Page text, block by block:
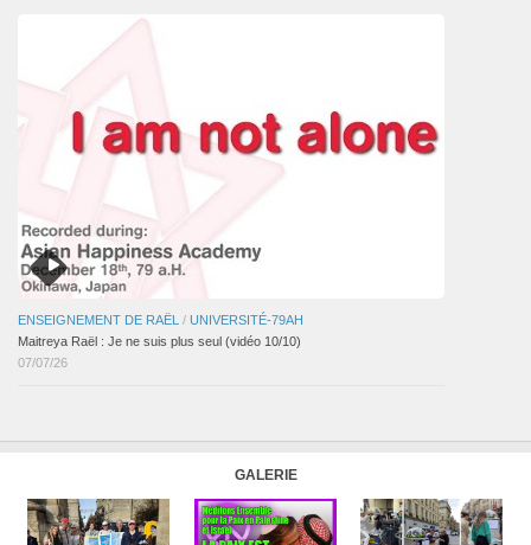
ENSEIGNEMENT DE RAËL / UNIVERSITÉ-79AH
Maitreya Raël : Je ne suis plus seul (vidéo 10/10)
07/07/26
GALERIE